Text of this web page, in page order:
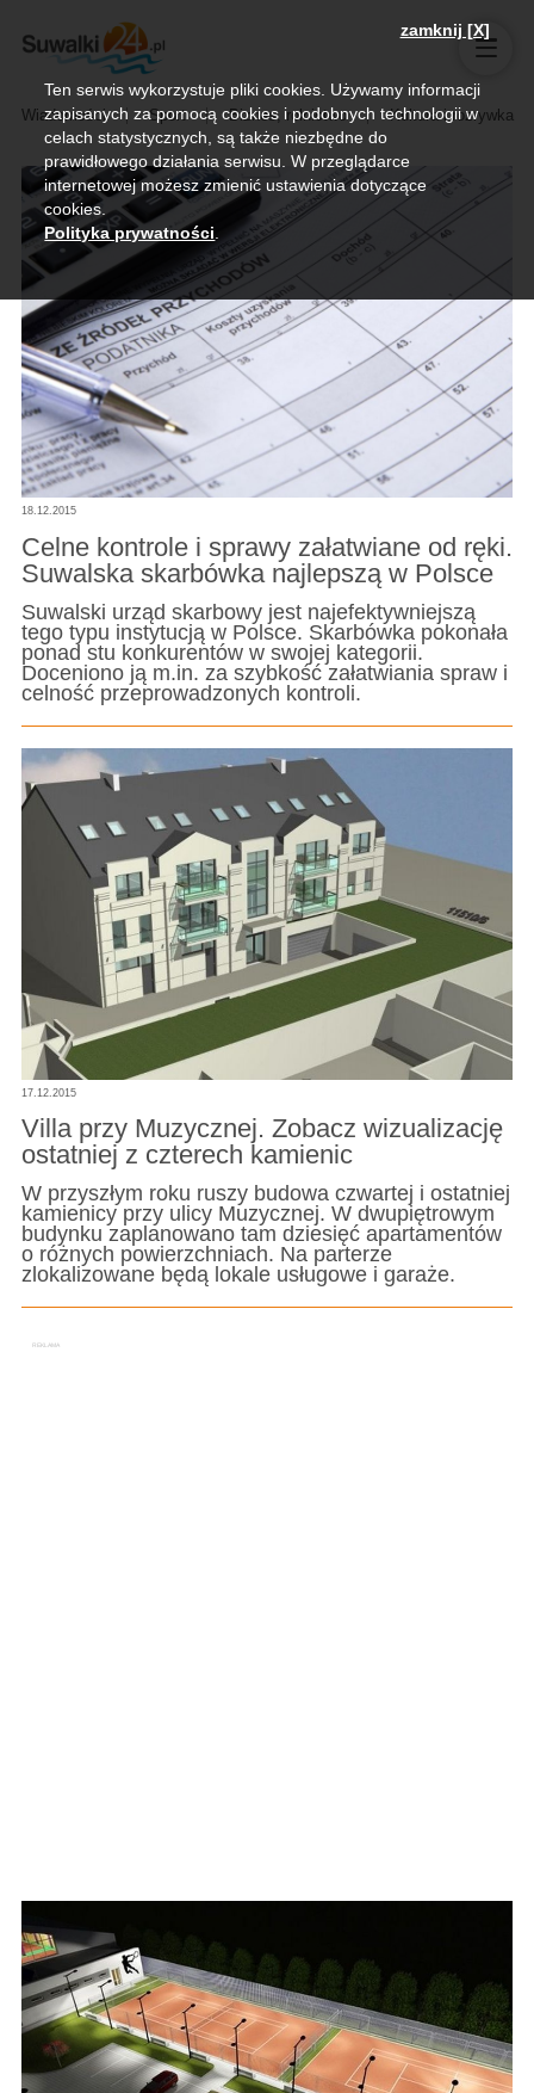
Wiadomości Sport Biznes, rolnictwo Kultura i rozrywka
18.12.2015
Celne kontrole i sprawy załatwiane od ręki.
Suwalska skarbówka najlepszą w Polsce
Suwalski urząd skarbowy jest najefektywniejszą
tego typu instytucją w Polsce. Skarbówka pokonała
ponad stu konkurentów w swojej kategorii.
Doceniono ją m.in. za szybkość załatwiania spraw i
celność przeprowadzonych kontroli.
17.12.2015
Villa przy Muzycznej. Zobacz wizualizację
ostatniej z czterech kamienic
W przyszłym roku ruszy budowa czwartej i ostatniej
kamienicy przy ulicy Muzycznej. W dwupiętrowym
budynku zaplanowano tam dziesięć apartamentów
o różnych powierzchniach. Na parterze
zlokalizowane będą lokale usługowe i garaże.
zamknij [X]
Ten serwis wykorzystuje pliki cookies. Używamy informacji
zapisanych za pomocą cookies i podobnych technologii w
celach statystycznych, są także niezbędne do
prawidłowego działania serwisu. W przeglądarce
internetowej możesz zmienić ustawienia dotyczące
cookies.
Polityka prywatności